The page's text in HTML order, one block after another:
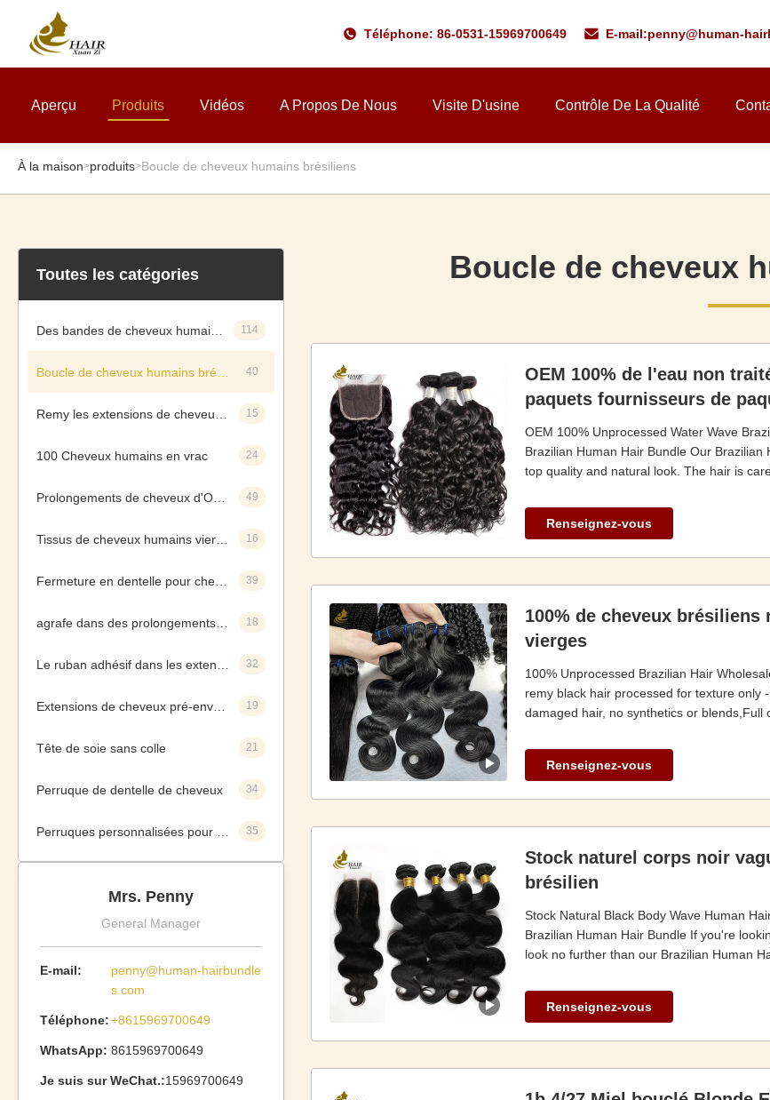
Téléphone: 86-0531-15969700649 E-mail:penny@human-
Aperçu Produits Vidéos A Propos De Nous Visite D'usine Contrôle De La Qualité
À la maison>produits>Boucle de cheveux humains brésiliens
Toutes les catégories
114
40
15
100 Cheveux humains en vrac 24
49
16
39
18
32
19
Tête de soie sans colle 21
Perruque de dentelle de cheveux 34
35
Mrs. Penny
General Manager
E-mail:
penny@human-hairbundle
s.com
Téléphone:+8615969700649
WhatsApp: 8615969700649
Je suis sur WeChat.:15969700649
Boucle de cheveux
OEM 100% de l'eau non
paquets fournisseurs de
OEM 100% Unprocessed Water Wave
Brazilian Human Hair Bundle Our
top quality and natural look. The hair is
Renseignez-vous
100% de cheveux
vierges
100% Unprocessed Brazilian Hair
remy black hair processed for texture only
damaged hair, no synthetics or blends,Full
Renseignez-vous
Stock naturel corps noir
brésilien
Stock Natural Black Body Wave Human
Brazilian Human Hair Bundle If you're
look no further than our Brazilian Human
Renseignez-vous